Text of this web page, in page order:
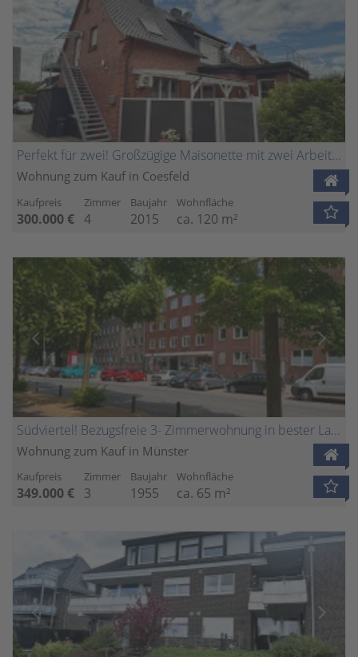
Perfekt für zwei! Großzügige Maisonette mit zwei Arbeitszimmern und Dachterrasse
Wohnung zum Kauf in Coesfeld
Kaufpreis
300.000 €
Zimmer
4
Baujahr
2015
Wohnfläche
ca. 120 m²
Südviertel! Bezugsfreie 3- Zimmerwohnung in bester Lage nahe Uni und Zentrum
Wohnung zum Kauf in Münster
Kaufpreis
349.000 €
Zimmer
3
Baujahr
1955
Wohnfläche
ca. 65 m²